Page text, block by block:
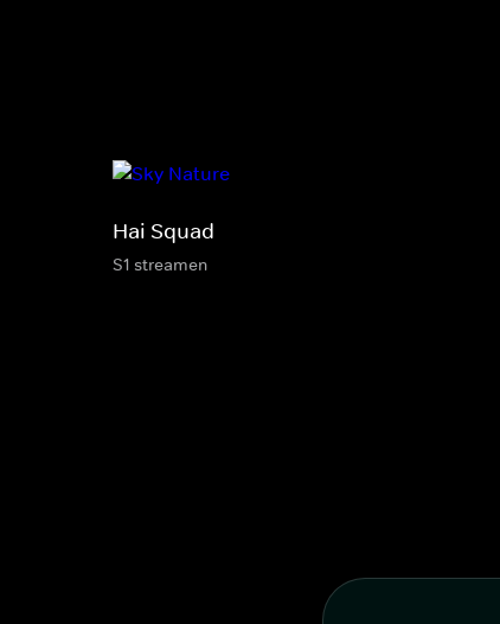
Hai Squad
S1 streamen